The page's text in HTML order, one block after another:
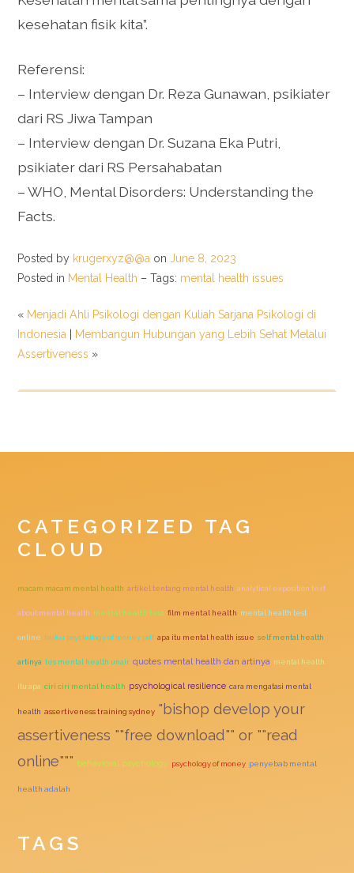
kesehatan fisik kita”.
Referensi:
– Interview dengan Dr. Reza Gunawan, psikiater
dari RS Jiwa Tampan
– Interview dengan Dr. Suzana Eka Putri,
psikiater dari RS Persahabatan
– WHO, Mental Disorders: Understanding the
Facts.
Posted by krugerxyz@@a onJune 8, 2023
Posted in Mental Health – Tags: mental health issues
« Menjadi Ahli Psikologi dengan Kuliah Sarjana Psikologi di
Indonesia
Membangun Hubungan yang Lebih Sehat Melalui
Assertiveness »
CATEGORIZED TAG
CLOUD
macam macam mental health artikel tentang mental health analytical exposition text
about mental health mental health test film mental health mental health test
online buku psychology of money pdf apa itu mental health issue self mental health
artinya tes mental health unair quotes mental health dan artinya mental health
itu apa ciri ciri mental health psychological resilience cara mengatasi mental
health assertiveness training sydney "bishop develop your
assertiveness ""free download"" or ""read
online""" behavioral psychology psychology of money penyebab mental
health adalah
TAGS